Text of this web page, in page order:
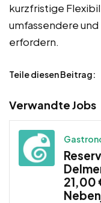
kurzfristige
umfassendere
erfordern.
Teile diesen Beitrag:
Verwandte Jobs
21,00